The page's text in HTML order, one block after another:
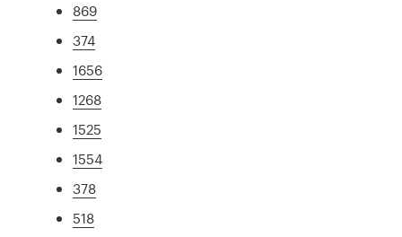
869
374
1656
1268
1525
1554
378
518